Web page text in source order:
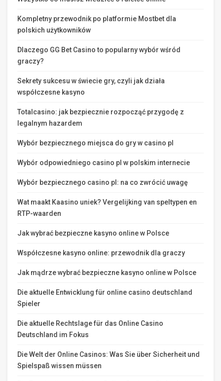
Kompletny przewodnik po platformie Mostbet dla
polskich użytkowników
Dlaczego GG Bet Casino to popularny wybór wśród
graczy?
Sekrety sukcesu w świecie gry, czyli jak działa
współczesne kasyno
Totalcasino: jak bezpiecznie rozpocząć przygodę z
legalnym hazardem
Wybór bezpiecznego miejsca do gry w casino pl
Wybór odpowiedniego casino pl w polskim internecie
Wybór bezpiecznego casino pl: na co zwrócić uwagę
Wat maakt Kaasino uniek? Vergelijking van speltypen en
RTP-waarden
Jak wybrać bezpieczne kasyno online w Polsce
Współczesne kasyno online: przewodnik dla graczy
Jak mądrze wybrać bezpieczne kasyno online w Polsce
Die aktuelle Entwicklung für online casino deutschland
Spieler
Die aktuelle Rechtslage für das Online Casino
Deutschland im Fokus
Die Welt der Online Casinos: Was Sie über Sicherheit und
Spielspaß wissen müssen